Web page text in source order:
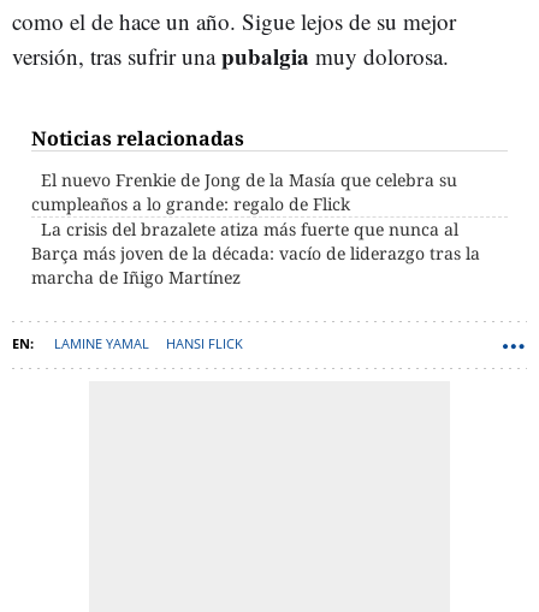
como el de hace un año. Sigue lejos de su mejor
versión, tras sufrir unapubalgia muy dolorosa.
Noticias relacionadas
El nuevo Frenkie de Jong de la Masía que celebra su
cumpleaños a lo grande: regalo de Flick
La crisis del brazalete atiza más fuerte que nunca al
Barça más joven de la década: vacío de liderazgo tras la
marcha de Iñigo Martínez
LAMINE YAMAL HANSI FLICK